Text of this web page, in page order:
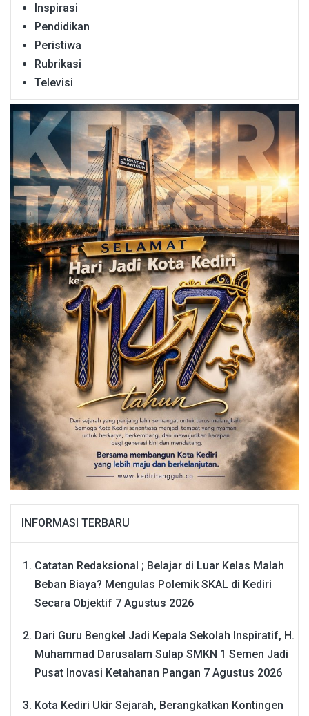
Inspirasi
Pendidikan
Peristiwa
Rubrikasi
Televisi
INFORMASI TERBARU
Catatan Redaksional ; Belajar di Luar Kelas Malah
Beban Biaya? Mengulas Polemik SKAL di Kediri
Secara Objektif 7 Agustus 2026
Dari Guru Bengkel Jadi Kepala Sekolah Inspiratif, H.
Muhammad Darusalam Sulap SMKN 1 Semen Jadi
Pusat Inovasi Ketahanan Pangan 7 Agustus 2026
Kota Kediri Ukir Sejarah, Berangkatkan Kontingen